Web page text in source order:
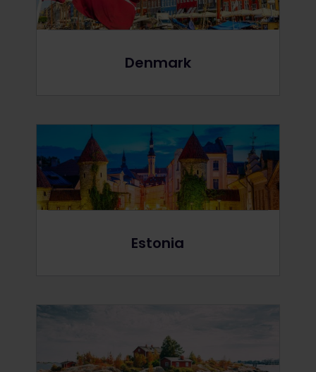
Denmark
Estonia